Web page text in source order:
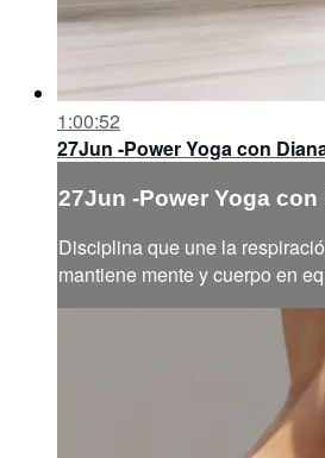
1:00:52
27Jun -Power Yoga con
27Jun -Power Yoga con
Disciplina que une la
mantiene mente y cuerpo en